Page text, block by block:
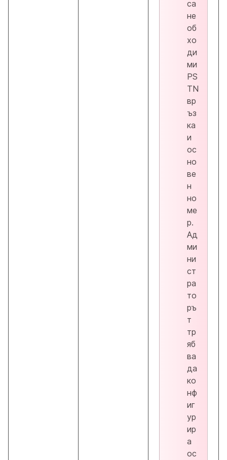
са
не
об
хо
ди
ми
PS
TN
вр
ъз
ка
и
ос
но
ве
н
но
ме
р.
Ад
ми
ни
ст
ра
то
ръ
т
тр
яб
ва
да
ко
нф
иг
ур
ир
а
ос